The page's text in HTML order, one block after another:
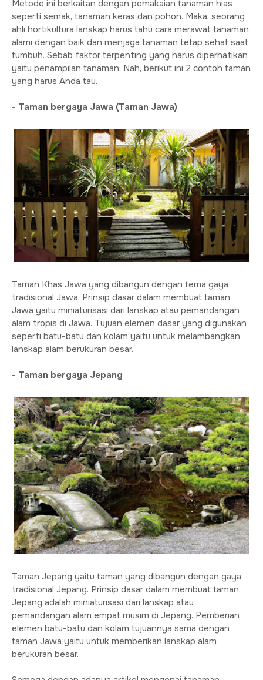
Metode ini berkaitan dengan pemakaian tanaman hias
seperti semak, tanaman keras dan pohon. Maka, seorang
ahli hortikultura lanskap harus tahu cara merawat tanaman
alami dengan baik dan menjaga tanaman tetap sehat saat
tumbuh. Sebab faktor terpenting yang harus diperhatikan
yaitu penampilan tanaman. Nah, berikut ini 2 contoh taman
yang harus Anda tau.
- Taman bergaya Jawa (Taman Jawa)
Taman Khas Jawa yang dibangun dengan tema gaya
tradisional Jawa. Prinsip dasar dalam membuat taman
Jawa yaitu miniaturisasi dari lanskap atau pemandangan
alam tropis di Jawa. Tujuan elemen dasar yang digunakan
seperti batu-batu dan kolam yaitu untuk melambangkan
lanskap alam berukuran besar.
- Taman bergaya Jepang
Taman Jepang yaitu taman yang dibangun dengan gaya
tradisional Jepang. Prinsip dasar dalam membuat taman
Jepang adalah miniaturisasi dari lanskap atau
pemandangan alam empat musim di Jepang. Pemberian
elemen batu-batu dan kolam tujuannya sama dengan
taman Jawa yaitu untuk memberikan lanskap alam
berukuran besar.